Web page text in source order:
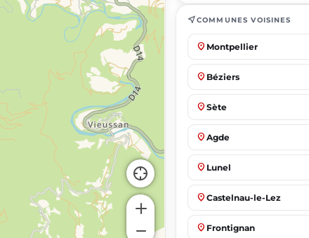
near_meCOMMUNES VOISINES
place Montpellier
place Béziers
place Sète
place Agde
place Lunel
place Castelnau-le-Lez
place Frontignan